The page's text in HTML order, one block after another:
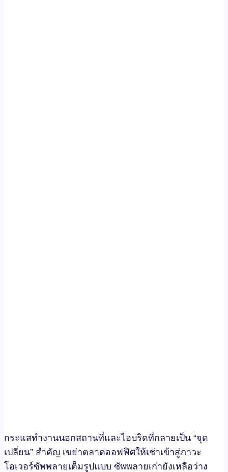
กระแสทำงานนอกสถานที่และไฮบริดที่กลายเป็น “จุด
เปลี่ยน” สำคัญ เขย่าตลาดออฟฟิศให้เช่าเข้าสู่ภาวะ
โอเวอร์ซัพพลายเต็มรูปแบบ ซัพพลายเก่ายังเหลือว่าง